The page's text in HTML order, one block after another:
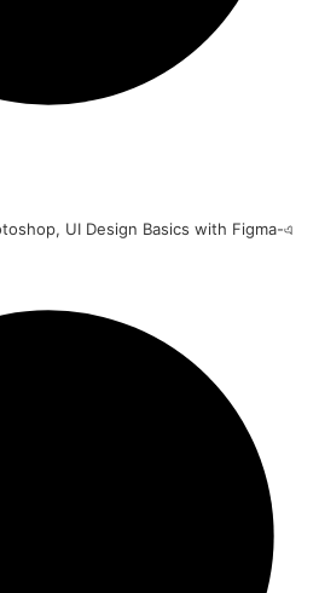
UI Design Basics with Figma-এ